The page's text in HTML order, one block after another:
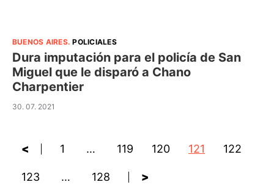
BUENOS AIRES.POLICIALES
Dura imputación para el policía de San
Miguel que le disparó a Chano
Charpentier
30. 07. 2021
< 1 … 119 120 121 122
123 … 128 >